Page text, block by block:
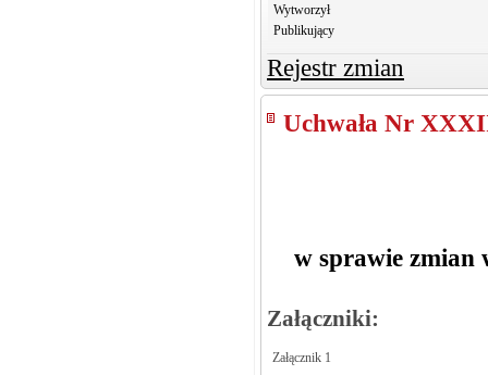
Wytworzył
Publikujący
Rejestr zmian
Uchwała Nr
w sprawie zmian
Załączniki:
Załącznik 1